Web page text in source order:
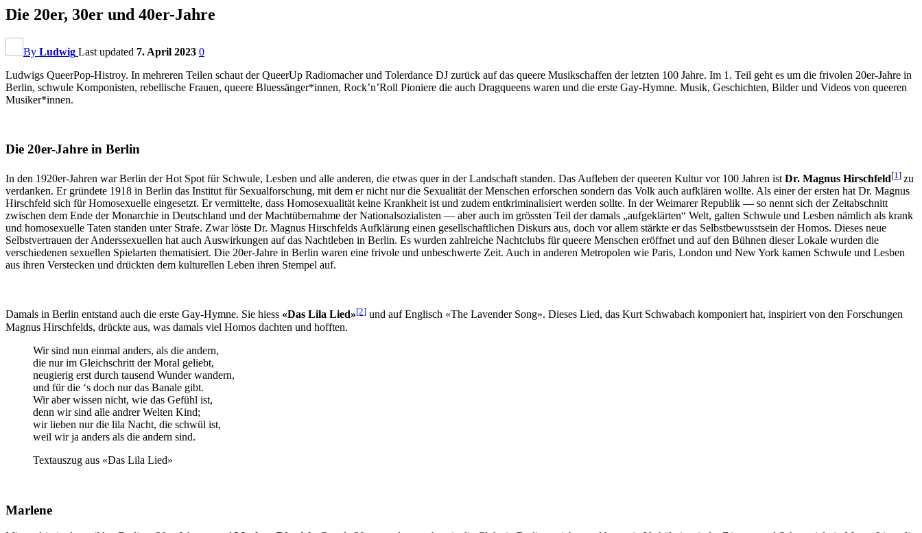
Die 20er, 30er und 40er-Jahre
By Ludwig Last updated 7. April 2023 0
Ludwigs QueerPop-Histroy. In mehreren Teilen schaut der QueerUp Radiomacher und Tolerdance DJ zurück auf das queere Musikschaffen der letzten 100 Jahre. Im 1. Teil geht es um die frivolen 20er-Jahre in
Berlin, schwule Komponisten, rebellische Frauen, queere Bluessänger*innen, Rock’n’Roll Pioniere die auch Dragqueens waren und die erste Gay-Hymne. Musik, Geschichten, Bilder und Videos von queeren
Musiker*innen.
Die 20er-Jahre in Berlin
In den 1920er-Jahren war Berlin der Hot Spot für Schwule, Lesben und alle anderen, die etwas quer in der Landschaft standen. Das Aufleben der queeren Kultur vor 100 Jahren istDr. Magnus Hirschfeld[1] zu
verdanken. Er gründete 1918 in Berlin das Institut für Sexualforschung, mit dem er nicht nur die Sexualität der Menschen erforschen sondern das Volk auch aufklären wollte. Als einer der ersten hat Dr. Magnus
Hirschfeld sich für Homosexuelle eingesetzt. Er vermittelte, dass Homosexualität keine Krankheit ist und zudem entkriminalisiert werden sollte. In der Weimarer Republik — so nennt sich der Zeitabschnitt
zwischen dem Ende der Monarchie in Deutschland und der Machtübernahme der Nationalsozialisten — aber auch im grössten Teil der damals „aufgeklärten“ Welt, galten Schwule und Lesben nämlich als krank
und homosexuelle Taten standen unter Strafe. Zwar löste Dr. Magnus Hirschfelds Aufklärung einen gesellschaftlichen Diskurs aus, doch vor allem stärkte er das Selbstbewusstsein der Homos. Dieses neue
Selbstvertrauen der Anderssexuellen hat auch Auswirkungen auf das Nachtleben in Berlin. Es wurden zahlreiche Nachtclubs für queere Menschen eröffnet und auf den Bühnen dieser Lokale wurden die
verschiedenen sexuellen Spielarten thematisiert. Die 20er-Jahre in Berlin waren eine frivole und unbeschwerte Zeit. Auch in anderen Metropolen wie Paris, London und New York kamen Schwule und Lesben
aus ihren Verstecken und drückten dem kulturellen Leben ihren Stempel auf.
Damals in Berlin entstand auch die erste Gay-Hymne. Sie hiess «Das Lila Lied»[2] und auf Englisch «The Lavender Song». Dieses Lied, das Kurt Schwabach komponiert hat, inspiriert von den Forschungen
Magnus Hirschfelds, drückte aus, was damals viel Homos dachten und hofften.
Wir sind nun einmal anders, als die andern,
die nur im Gleichschritt der Moral geliebt,
neugierig erst durch tausend Wunder wandern,
und für die ‘s doch nur das Banale gibt.
Wir aber wissen nicht, wie das Gefühl ist,
denn wir sind alle andrer Welten Kind;
wir lieben nur die lila Nacht, die schwül ist,
weil wir ja anders als die andern sind.
Textauszug aus «Das Lila Lied»
Marlene